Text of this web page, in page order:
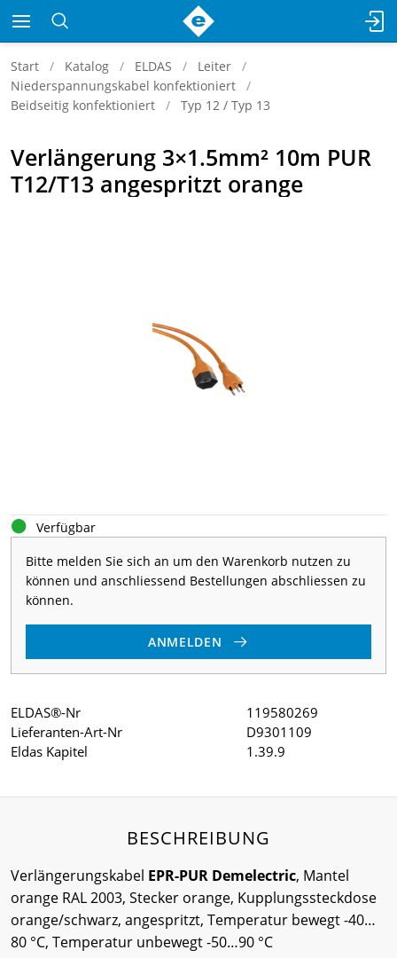
Start Katalog ELDAS
Leiter
Niederspannungskabel konfektioniert
Beidseitig konfektioniert
Typ 12 / Typ 13
Verlängerung 3×1.5mm² 10m PUR
T12/T13 angespritzt orange
Verfügbar
Bitte melden Sie sich an um den Warenkorb nutzen zu
können und anschliessend Bestellungen abschliessen zu
können.
ANMELDEN
ELDAS®-Nr
119580269
Lieferanten-Art-Nr
D9301109
Eldas Kapitel
1.39.9
BESCHREIBUNG
Verlängerungskabel EPR-PUR Demelectric, Mantel
orange RAL 2003, Stecker orange, Kupplungssteckdose
orange/schwarz, angespritzt, Temperatur bewegt -40…
80 °C, Temperatur unbewegt -50…90 °C